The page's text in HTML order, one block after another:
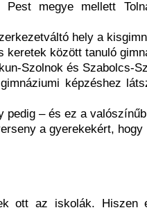
Pest megye mellett
hely a
keretek között tanuló
Szolnok és Szabolcs-
képzéshez
pedig – és ez a
a gyerekekért, hogy
ott az iskolák. Hiszen